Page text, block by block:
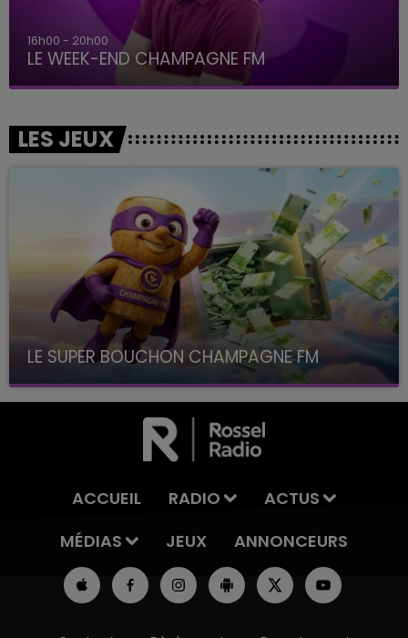
7h00 - 12h00
LE WEEK-END CHAMPAGNE FM
LES JEUX
LE SUPER BOUCHON CHAMPAGNE FM
avec La Famille Champagne FM, à 8H10
ACCUEIL RADIO
ACTUS
MÉDIAS
JEUX ANNONCEURS